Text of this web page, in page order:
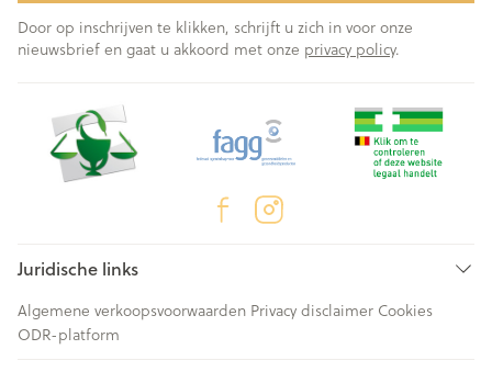
Door op inschrijven te klikken, schrijft u zich in voor onze
nieuwsbrief en gaat u akkoord met onze privacy policy.
Juridische links
Algemene verkoopsvoorwaarden Privacy disclaimer Cookies
ODR-platform